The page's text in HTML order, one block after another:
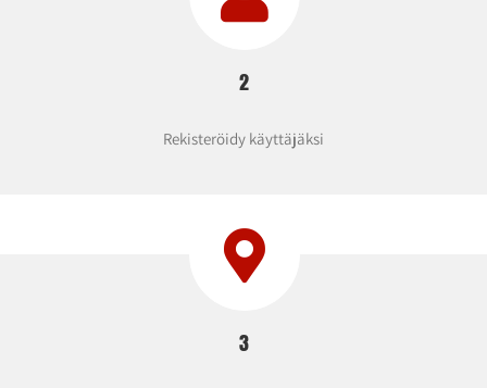
2
Rekisteröidy käyttäjäksi
3